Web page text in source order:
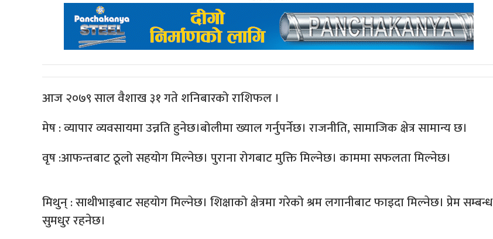
आज २०७९ साल वैशाख ३१ गते शनिबारको राशिफल ।
मेष : व्यापार व्यवसायमा उन्नति हुनेछ।बोलीमा ख्याल गर्नुपर्नेछ। राजनीति, सामाजिक क्षेत्र सामान्य छ।
वृष :आफन्तबाट ठूलो सहयोग मिल्नेछ। पुराना रोगबाट मुक्ति मिल्नेछ। काममा सफलता मिल्नेछ।
मिथुन् : साथीभाइबाट सहयोग मिल्नेछ। शिक्षाको क्षेत्रमा गरेको श्रम लगानीबाट फाइदा मिल्नेछ। प्रेम सम्बन्ध
सुमधुर रहनेछ।